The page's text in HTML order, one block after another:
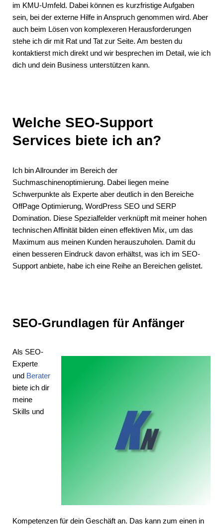
im KMU-Umfeld. Dabei können es kurzfristige Aufgaben
sein, bei der externe Hilfe in Anspruch genommen wird. Aber
auch beim Lösen von komplexeren Herausforderungen
stehe ich dir mit Rat und Tat zur Seite. Am besten du
kontaktierst mich direkt und wir besprechen im Detail, wie ich
dich und dein Business unterstützen kann.
Welche SEO-Support
Services biete ich an?
Ich bin Allrounder im Bereich der
Suchmaschinenoptimierung. Dabei liegen meine
Schwerpunkte als Experte aber deutlich in den Bereiche
OffPage Optimierung, WordPress SEO und SERP
Domination. Diese Spezialfelder verknüpft mit meiner hohen
technischen Affinität bilden einen effektiven Mix, um das
Maximum aus meinen Kunden herauszuholen. Damit du
einen besseren Eindruck davon erhältst, was ich im SEO-
Support anbiete, habe ich eine Reihe an Bereichen gelistet.
SEO-Grundlagen für Anfänger
Als SEO-
Experte
und Berater
biete ich dir
meine
Skills und
Kompetenzen für dein Geschäft an. Das kann zum einen in